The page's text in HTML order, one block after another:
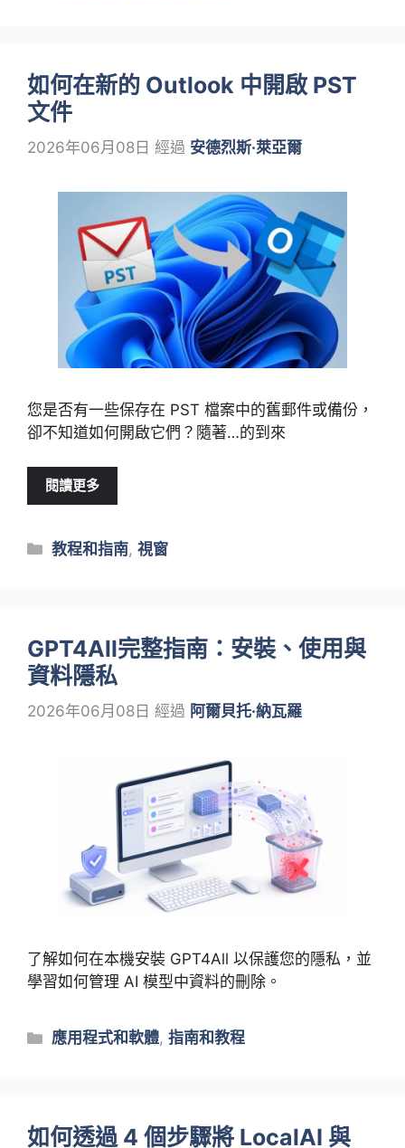
如何在新的 Outlook 中開啟 PST
文件
2026年06月08日 經過 安德烈斯·萊亞爾
您是否有一些保存在 PST 檔案中的舊郵件或備份，
卻不知道如何開啟它們？隨著…的到來
閱讀更多
類
教程和指南,視窗
GPT4All完整指南：安裝、使用與
資料隱私
2026年06月08日 經過 阿爾貝托·納瓦羅
了解如何在本機安裝 GPT4All 以保護您的隱私，並
學習如何管理 AI 模型中資料的刪除。
類
應用程式和軟體,指南和教程
如何透過 4 個步驟將 LocalAI 與